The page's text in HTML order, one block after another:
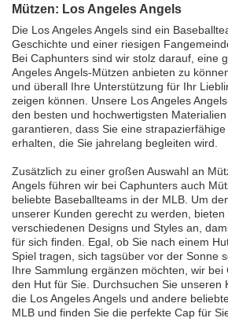
Mützen: Los Angeles Angels
Die Los Angeles Angels sind ein
Geschichte und einer riesigen
Bei Caphunters sind wir stolz darauf, eine
Angeles Angels-Mützen anbieten zu
und überall Ihre Unterstützung für Ihr
zeigen können. Unsere Los Angeles
den besten und hochwertigsten
garantieren, dass Sie eine
erhalten, die Sie jahrelang begleiten wird.
Zusätzlich zu einer großen Auswahl an
Angels führen wir bei Caphunters auch
beliebte Baseballteams in der MLB. Um
unserer Kunden gerecht zu werden, bieten
verschiedenen Designs und Styles an,
für sich finden. Egal, ob Sie nach einem
Spiel tragen, sich tagsüber vor der Sonne
Ihre Sammlung ergänzen möchten, wir bei
den Hut für Sie. Durchsuchen Sie unseren
die Los Angeles Angels und andere
MLB und finden Sie die perfekte Cap für